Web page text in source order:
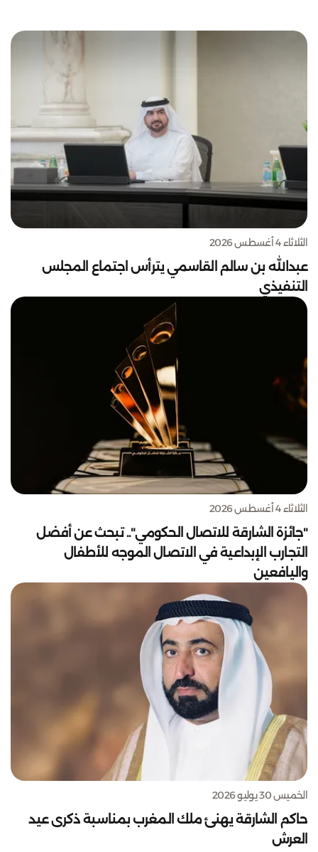
الثلاثاء 4 أغسطس 2026
عبدالله بن سالم القاسمي يترأس اجتماع المجلس
التنفيذي
الثلاثاء 4 أغسطس 2026
"جائزة الشارقة للاتصال الحكومي".. تبحث عن أفضل
التجارب الإبداعية في الاتصال الموجه للأطفال
واليافعين
الخميس 30 يوليو 2026
حاكم الشارقة يهنئ ملك المغرب بمناسبة ذكرى عيد
العرش